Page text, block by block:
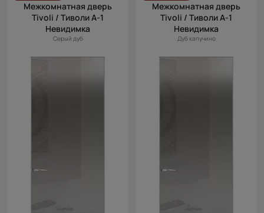
Межкомнатная дверь
Tivoli / Тиволи А-1
Невидимка
Серый дуб
Межкомнатная дверь
Tivoli / Тиволи А-1
Невидимка
Дуб капучино